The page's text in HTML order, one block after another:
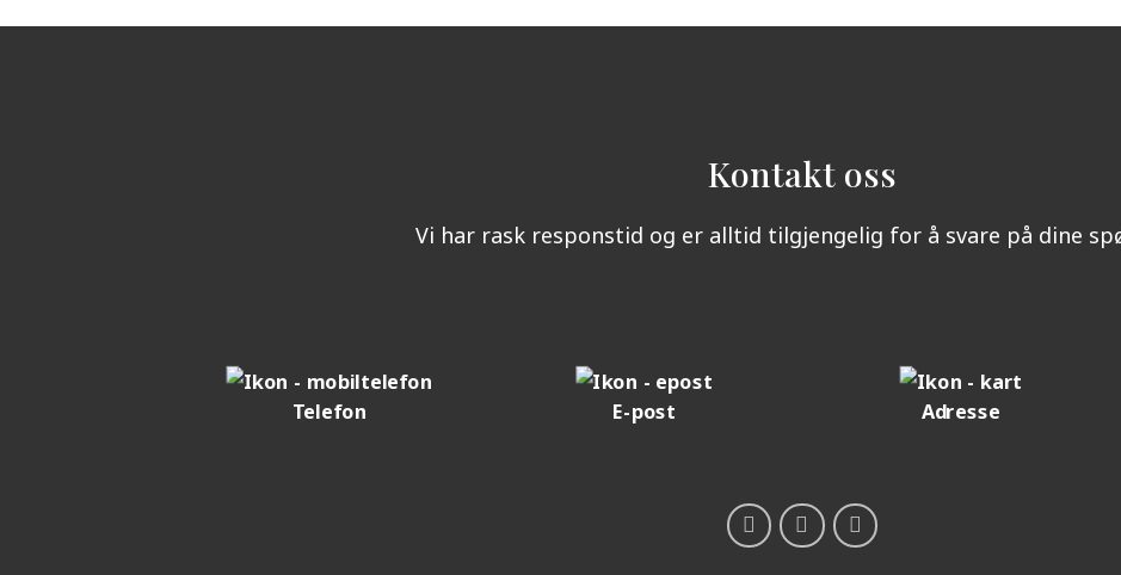
Kontakt oss
Vi har rask responstid og er alltid tilgjengelig for å svare på dine
Telefon E-post Adresse